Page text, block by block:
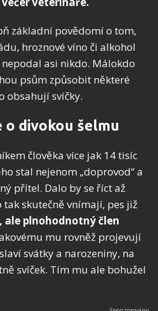
základní povědomí o tom,
hroznové víno či alkohol
asi nikdo. Málokdo
psům způsobit některé
obsahují svíčky.
o divokou šelmu
člověka více jak 14 tisíc
stal nejenom „doprovod“ a
přítel. Dalo by se říct až
skutečně vnímají, pes již
ale plnohodnotný člen
mu rovněž projevují
svátky a narozeniny, na
svíček. Tím mu ale bohužel